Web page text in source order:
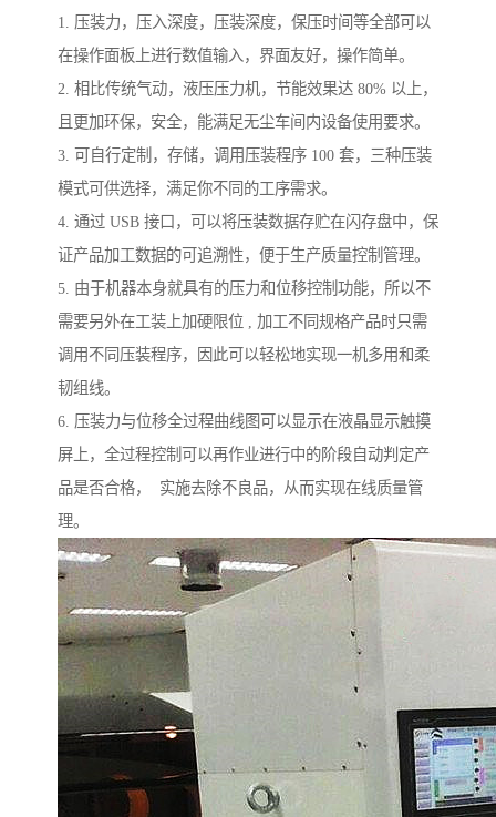
1. 压装力，压入深度，压装深度，保压时间等全部可以
在操作面板上进行数值输入，界面友好，操作简单。
2. 相比传统气动，液压压力机，节能效果达 80% 以上，
且更加环保，安全，能满足无尘车间内设备使用要求。
3. 可自行定制，存储，调用压装程序 100 套，三种压装
模式可供选择，满足你不同的工序需求。
4. 通过 USB 接口，可以将压装数据存贮在闪存盘中，保
证产品加工数据的可追溯性，便于生产质量控制管理。
5. 由于机器本身就具有的压力和位移控制功能，所以不
需要另外在工装上加硬限位 , 加工不同规格产品时只需
调用不同压装程序，因此可以轻松地实现一机多用和柔
韧组线。
6. 压装力与位移全过程曲线图可以显示在液晶显示触摸
屏上，全过程控制可以再作业进行中的阶段自动判定产
品是否合格， 实施去除不良品，从而实现在线质量管
理。